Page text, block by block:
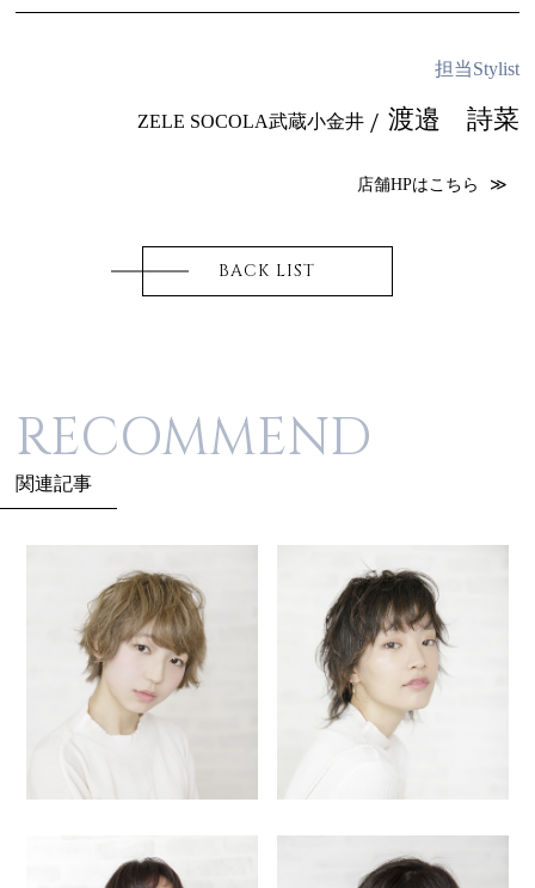
担当Stylist
ZELE SOCOLA武蔵小金井 渡邉 詩菜
店舗HPはこちら
BACK LIST
RECOMMEND
関連記事